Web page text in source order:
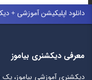
دانلود اپلیکیشن آموزشی +
معرفی دیکشنری بیاموز
دیکشنری آموزشی بیاموز،